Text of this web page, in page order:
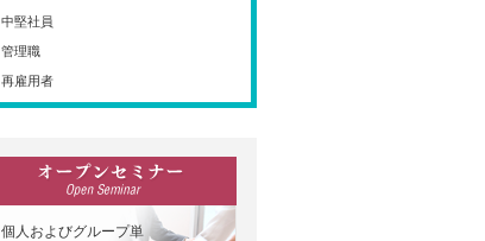
中堅社員
管理職
再雇用者
個人およびグループ単